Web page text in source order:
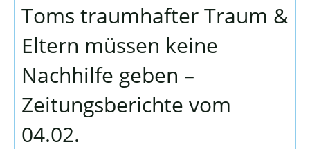
Toms traumhafter Traum &
Eltern müssen keine
Nachhilfe geben –
Zeitungsberichte vom
04.02.